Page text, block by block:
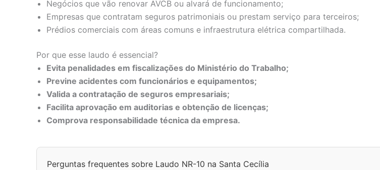
Negócios que vão renovar AVCB ou alvará de funcionamento;
Empresas que contratam seguros patrimoniais ou prestam serviço para terceiros;
Prédios comerciais com áreas comuns e infraestrutura elétrica compartilhada.
Por que esse laudo é essencial?
Evita penalidades em fiscalizações do Ministério do Trabalho;
Previne acidentes com funcionários e equipamentos;
Valida a contratação de seguros empresariais;
Facilita aprovação em auditorias e obtenção de licenças;
Comprova responsabilidade técnica da empresa.
Perguntas frequentes sobre Laudo NR-10 na Santa Cecília